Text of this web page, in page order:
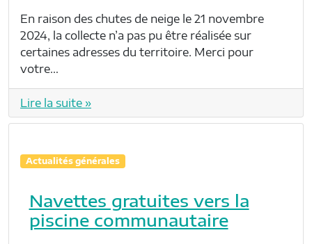
En raison des chutes de neige le 21 novembre
2024, la collecte n’a pas pu être réalisée sur
certaines adresses du territoire. Merci pour
votre…
Lire la suite »
Actualités générales
Navettes gratuites vers la
piscine communautaire